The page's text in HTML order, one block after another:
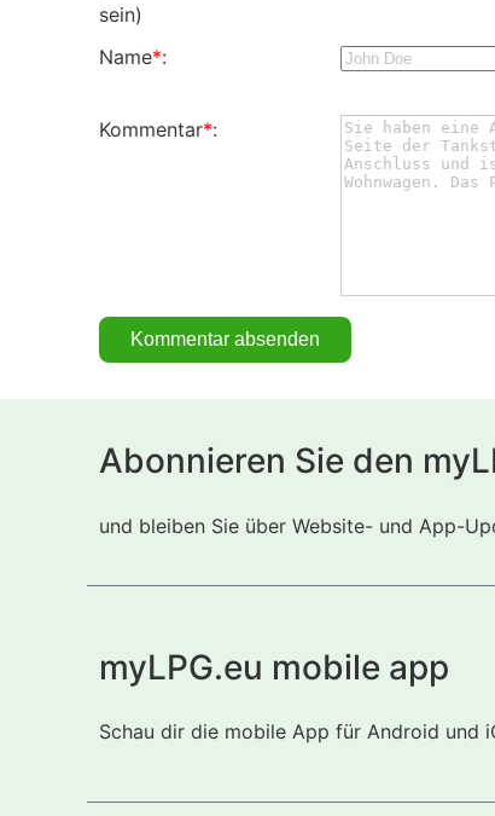
sein)
Name*:
Kommentar*:
Abonnieren Sie den
und bleiben Sie über Website- und App-
myLPG.eu mobile app
Schau dir die mobile App für Android und